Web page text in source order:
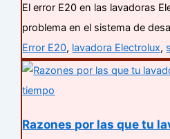
El error E20 en las lavadoras
problema en el sistema de
Error E20, lavadora Electrolux,
Razones por las que tu